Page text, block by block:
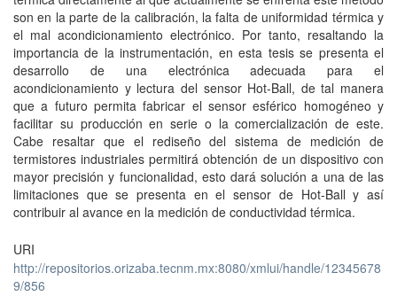
son en la parte de la calibración, la falta de uniformidad térmica y
el mal acondicionamiento electrónico. Por tanto, resaltando la
importancia de la instrumentación, en esta tesis se presenta el
desarrollo de una electrónica adecuada para el
acondicionamiento y lectura del sensor Hot-Ball, de tal manera
que a futuro permita fabricar el sensor esférico homogéneo y
facilitar su producción en serie o la comercialización de este.
Cabe resaltar que el rediseño del sistema de medición de
termistores industriales permitirá obtención de un dispositivo con
mayor precisión y funcionalidad, esto dará solución a una de las
limitaciones que se presenta en el sensor de Hot-Ball y así
contribuir al avance en la medición de conductividad térmica.
URI
http://repositorios.orizaba.tecnm.mx:8080/xmlui/handle/12345678
9/856